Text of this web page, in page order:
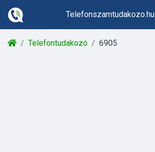
Telefonszamtudakozo.hu
Telefontudakozó 6905